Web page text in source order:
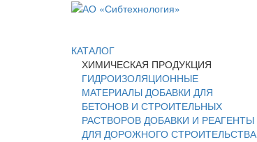
КАТАЛОГ
ХИМИЧЕСКАЯ ПРОДУКЦИЯ
ГИДРОИЗОЛЯЦИОННЫЕ
МАТЕРИАЛЫ ДОБАВКИ ДЛЯ
БЕТОНОВ И СТРОИТЕЛЬНЫХ
РАСТВОРОВ ДОБАВКИ И РЕАГЕНТЫ
ДЛЯ ДОРОЖНОГО СТРОИТЕЛЬСТВА